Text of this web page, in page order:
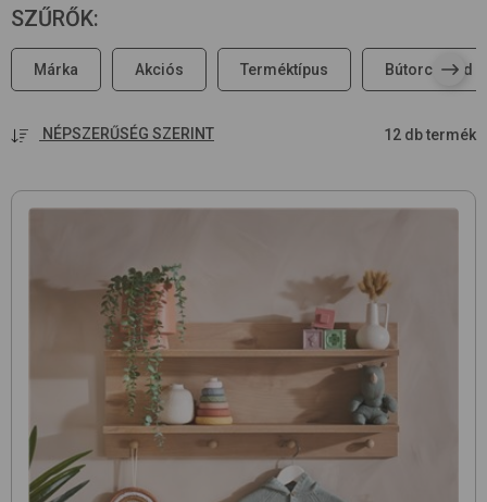
SZŰRŐK:
Márka Akciós Terméktípus Bútorcsalád
NÉPSZERŰSÉG SZERINT 12 db termék